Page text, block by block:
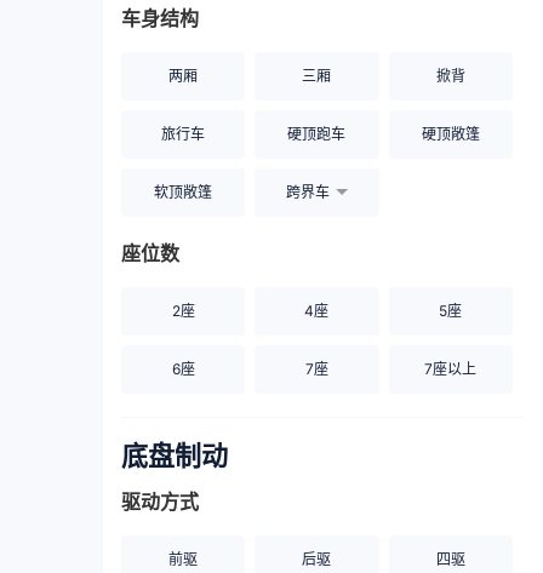
车身结构
两厢 三厢 掀背
旅行车 硬顶跑车 硬顶敞篷
软顶敞篷 跨界车
座位数
2座 4座 5座
6座 7座 7座以上
底盘制动
驱动方式
前驱 后驱 四驱